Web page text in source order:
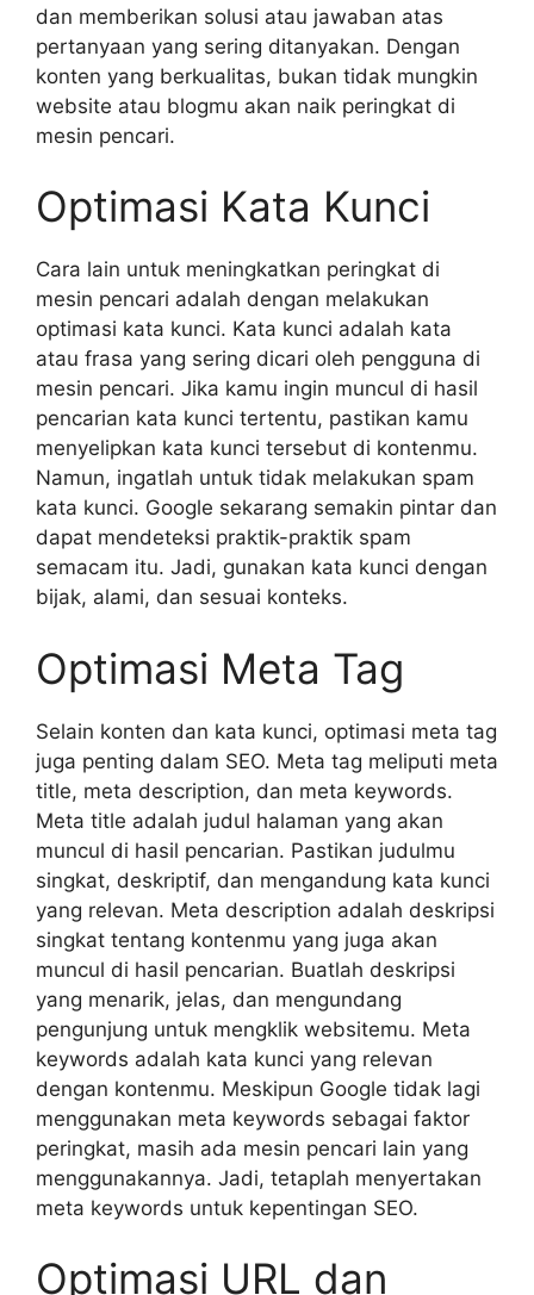
dan memberikan solusi atau jawaban atas
pertanyaan yang sering ditanyakan. Dengan
konten yang berkualitas, bukan tidak mungkin
website atau blogmu akan naik peringkat di
mesin pencari.
Optimasi Kata Kunci
Cara lain untuk meningkatkan peringkat di
mesin pencari adalah dengan melakukan
optimasi kata kunci. Kata kunci adalah kata
atau frasa yang sering dicari oleh pengguna di
mesin pencari. Jika kamu ingin muncul di hasil
pencarian kata kunci tertentu, pastikan kamu
menyelipkan kata kunci tersebut di kontenmu.
Namun, ingatlah untuk tidak melakukan spam
kata kunci. Google sekarang semakin pintar dan
dapat mendeteksi praktik-praktik spam
semacam itu. Jadi, gunakan kata kunci dengan
bijak, alami, dan sesuai konteks.
Optimasi Meta Tag
Selain konten dan kata kunci, optimasi meta tag
juga penting dalam SEO. Meta tag meliputi meta
title, meta description, dan meta keywords.
Meta title adalah judul halaman yang akan
muncul di hasil pencarian. Pastikan judulmu
singkat, deskriptif, dan mengandung kata kunci
yang relevan. Meta description adalah deskripsi
singkat tentang kontenmu yang juga akan
muncul di hasil pencarian. Buatlah deskripsi
yang menarik, jelas, dan mengundang
pengunjung untuk mengklik websitemu. Meta
keywords adalah kata kunci yang relevan
dengan kontenmu. Meskipun Google tidak lagi
menggunakan meta keywords sebagai faktor
peringkat, masih ada mesin pencari lain yang
menggunakannya. Jadi, tetaplah menyertakan
meta keywords untuk kepentingan SEO.
Optimasi URL dan